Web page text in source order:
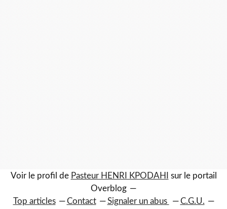
Voir le profil de Pasteur HENRI KPODAHI
sur le portail
Overblog
Top articles
Contact Signaler un abus
C.G.U.